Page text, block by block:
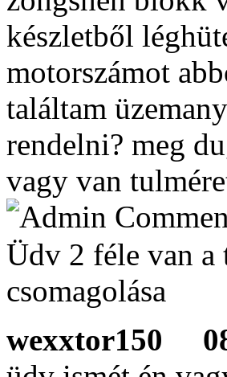
készletből
motorszámot
találtam
rendelni? meg
vagy van
Üdv 2 féle van a
csomagolása
wexxtor150